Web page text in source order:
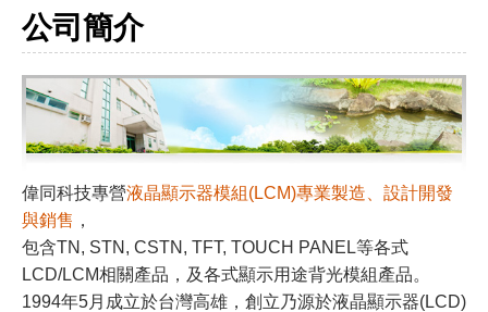
公司簡介
​​​​​偉同科技專營液晶顯示器模組(LCM)專業製造、設計開發
與銷售 ，
包含TN, STN, CSTN, TFT, TOUCH PANEL等各式
LCD/LCM相關產品，及各式顯示用途背光模組產品。
1994年5月成立於台灣高雄，創立乃源於液晶顯示器(LCD)